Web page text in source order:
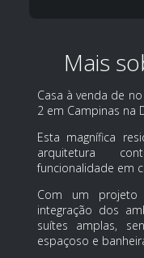
Mais
Casa à venda de
2 em Campinas na
Esta magnífica
arquitetura
funcionalidade em
Com um
integração dos
suítes amplas,
espaçoso e